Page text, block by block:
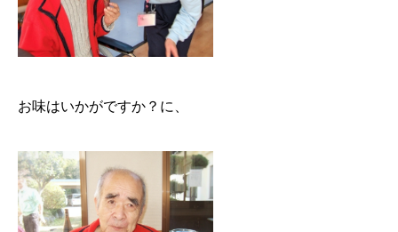
お味はいかがですか？に、